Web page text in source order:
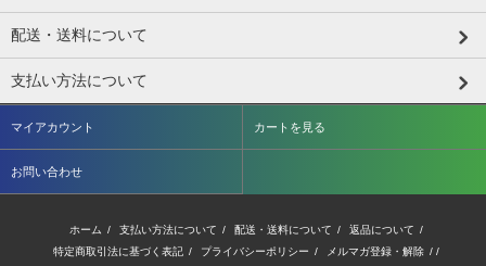
配送・送料について
支払い方法について
マイアカウント カートを見る
お問い合わせ
ホーム / 支払い方法について / 配送・送料について / 返品について /
特定商取引法に基づく表記 / プライバシーポリシー / メルマガ登録・解除 / /